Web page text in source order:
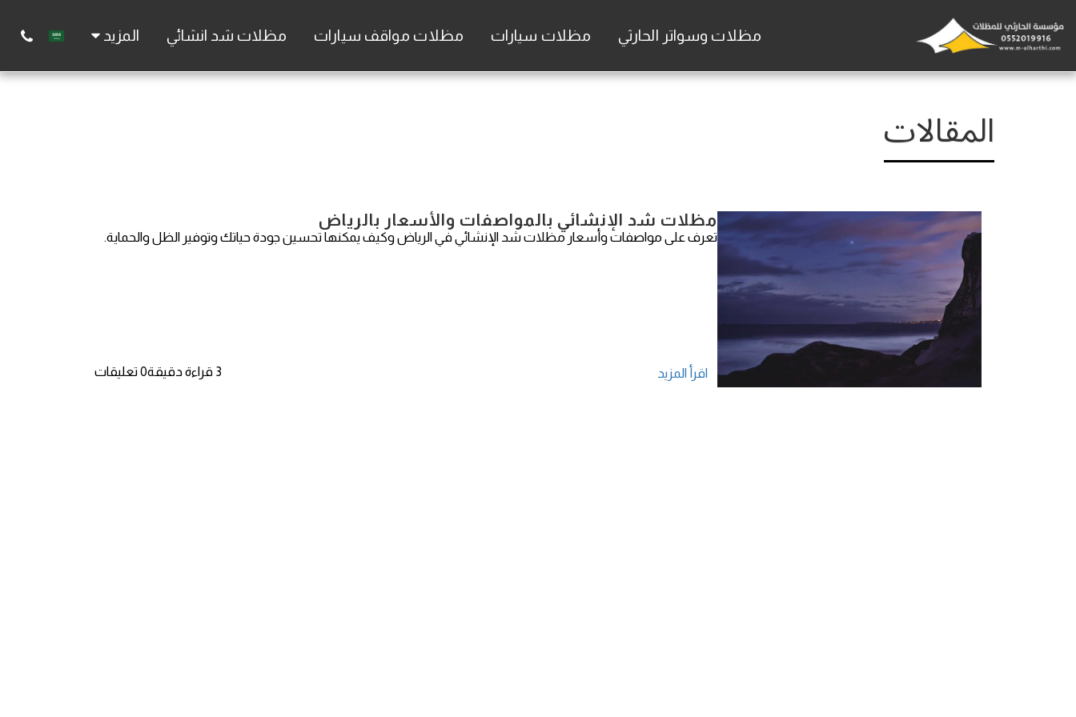
مظلات وسواتر الحارثي مظلات سيارات مظلات مواقف سيارات مظلات شد انشائي المزيد
المقالات
مظلات شد الإنشائي بالمواصفات والأسعار بالرياض
تعرف على مواصفات وأسعار مظلات شد الإنشائي في الرياض وكيف يمكنها تحسين جودة حياتك وتوفير الظل والحماية.
اقرأ المزيد 3 قراءة دقيقة 0 تعليقات